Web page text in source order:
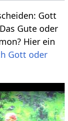
Gott
Gute oder
Hier ein
Gott oder